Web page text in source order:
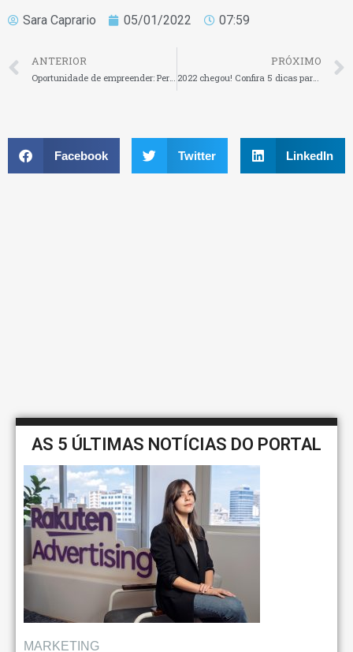
Sara Caprario 05/01/2022 07:59
ANTERIOR
Oportunidade de empreender: Pernambucanas ingressa no mercado de venda direta
PRÓXIMO
2022 chegou! Confira 5 dicas para manter o pé direito neste ano
Facebook Twitter LinkedIn
AS 5 ÚLTIMAS NOTÍCIAS DO PORTAL
MARKETING